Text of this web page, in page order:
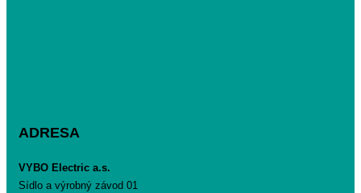
ADRESA
VYBO Electric a.s.
Sídlo a výrobný závod 01